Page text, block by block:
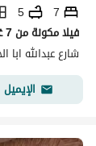
7
5
فيلا مكونة من 7 غرف نوم للإيجار في الخالدية، جدة
شارع عبدالله
الإيميل